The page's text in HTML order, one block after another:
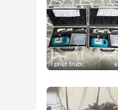
1 phút trước 5